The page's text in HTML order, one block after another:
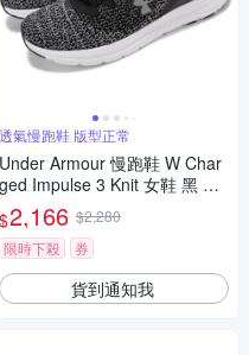
透氣慢跑鞋 版型正常
Under Armour 慢跑鞋 W Char
ged Impulse 3 Knit 女鞋 黑 白
透氣 緩衝 運動鞋 UA 3026686
001
$2,166 $2,280
限時下殺
券
貨到通知我